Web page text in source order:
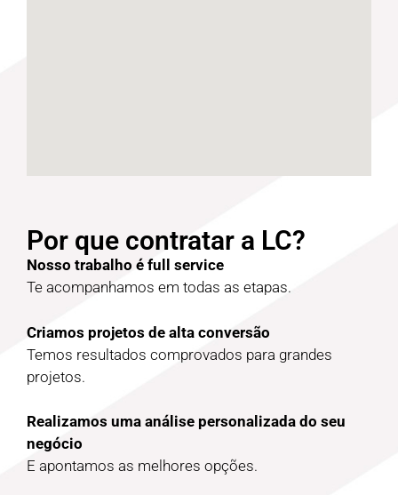
Por que contratar a LC?
Nosso trabalho é full service
Te acompanhamos em todas as etapas.
Criamos projetos de alta conversão
Temos resultados comprovados para grandes
projetos.
Realizamos uma análise personalizada do seu
negócio
E apontamos as melhores opções.